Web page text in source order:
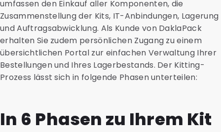
umfassen den Einkauf aller Komponenten, die
Zusammenstellung der Kits, IT-Anbindungen, Lagerung
und Auftragsabwicklung. Als Kunde von DaklaPack
erhalten Sie zudem persönlichen Zugang zu einem
übersichtlichen Portal zur einfachen Verwaltung Ihrer
Bestellungen und Ihres Lagerbestands. Der Kitting-
Prozess lässt sich in folgende Phasen unterteilen:
In 6 Phasen zu Ihrem Kit